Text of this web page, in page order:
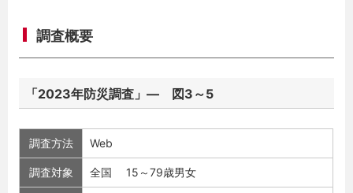
調査概要
「2023年防災調査」― 図3～5
調査方法 Web
調査対象 全国 15～79歳男女